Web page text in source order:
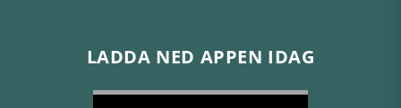
LADDA NED APPEN IDAG